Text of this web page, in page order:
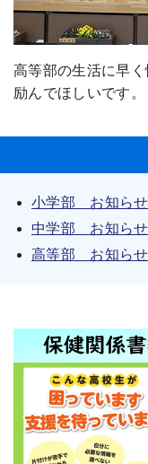
高等部の生活に早
励んでほしいです。
小学部 お知らせ
中学部 お知らせ
高等部 お知らせ